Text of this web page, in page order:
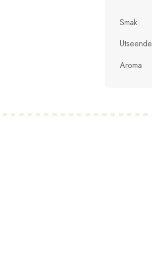
Smak
Utseende
Aroma